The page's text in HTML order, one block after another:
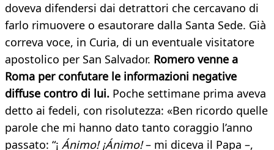
doveva difendersi dai detrattori che cercavano di
farlo rimuovere o esautorare dalla Santa Sede. Già
correva voce, in Curia, di un eventuale visitatore
apostolico per San Salvador. Romero venne a
Roma per confutare le informazioni negative
diffuse contro di lui. Poche settimane prima aveva
detto ai fedeli, con risolutezza: «Ben ricordo quelle
parole che mi hanno dato tanto coraggio l’anno
passato: “¡ Ánimo! ¡Ánimo!– mi diceva il Papa –,